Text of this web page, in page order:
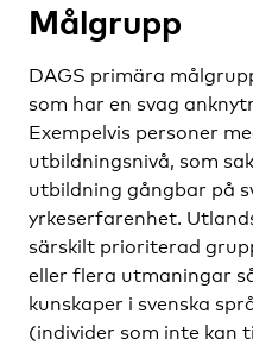
Målgrupp
DAGS primära
som har en svag
Exempelvis personer
utbildningsnivå, som
utbildning gångbar på
yrkeserfarenhet.
särskilt prioriterad
eller flera utmaningar
kunskaper i svenska
(individer som inte kan